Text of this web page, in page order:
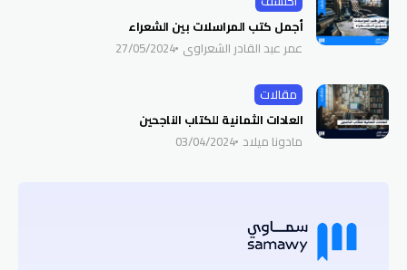
أجمل كتب المراسلات بين الشعراء
عمر عبد القادر الشعراوي 27/05/2024
مقالات
العادات الثمانية للكتاب الناجحين
مادونا ميلاد 03/04/2024